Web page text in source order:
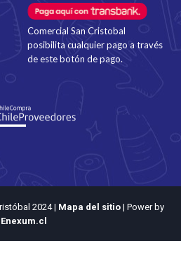
Comercial San Cristobal
posibilita cualquier pago a través
de este botón de pago.
2024| Mapa del sitio| Power by
Enexum.cl